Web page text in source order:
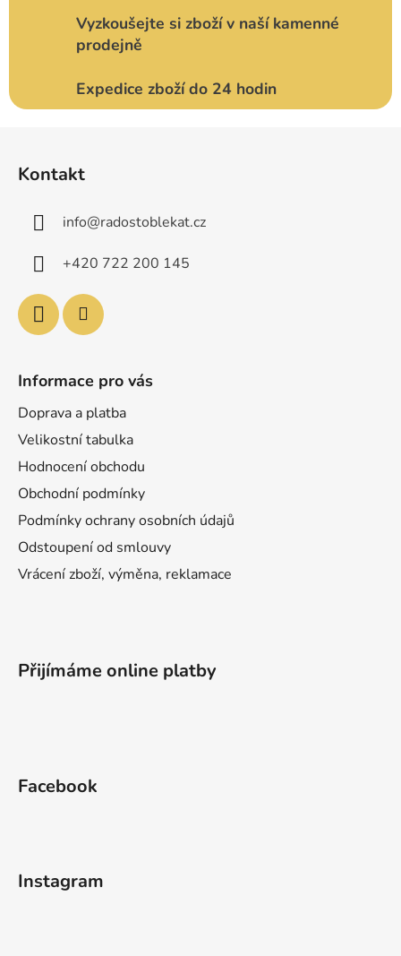
Vyzkoušejte si zboží v naší kamenné
prodejně
Expedice zboží do 24 hodin
Kontakt
info@radostoblekat.cz
+420 722 200 145
Informace pro vás
Doprava a platba
Velikostní tabulka
Hodnocení obchodu
Obchodní podmínky
Podmínky ochrany osobních údajů
Odstoupení od smlouvy
Vrácení zboží, výměna, reklamace
Přijímáme online platby
Facebook
Instagram